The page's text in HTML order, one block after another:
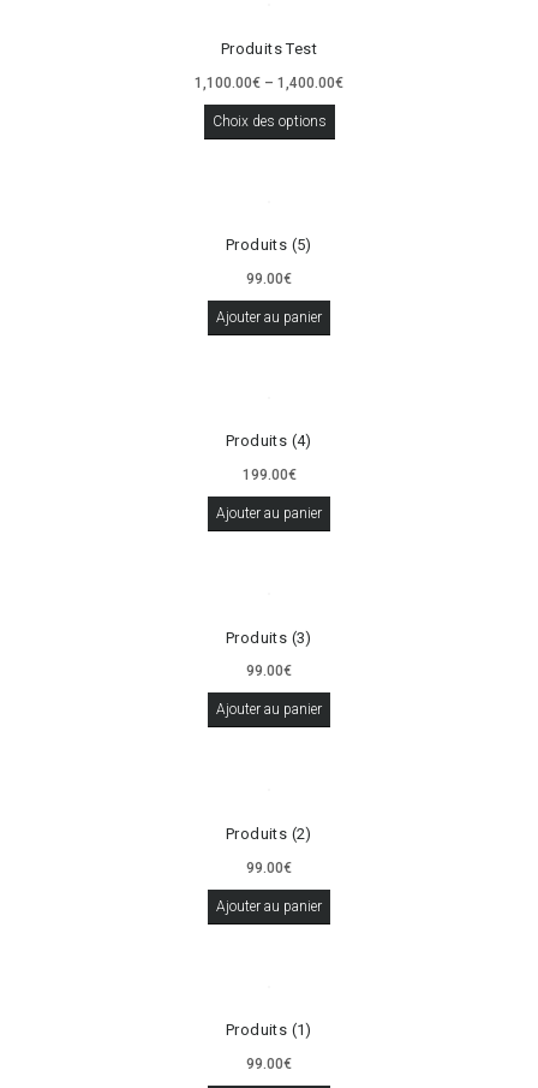
Produits Test
1,100.00€ – 1,400.00€
Choix des options
Produits (5)
99.00€
Ajouter au panier
Produits (4)
199.00€
Ajouter au panier
Produits (3)
99.00€
Ajouter au panier
Produits (2)
99.00€
Ajouter au panier
Produits (1)
99.00€